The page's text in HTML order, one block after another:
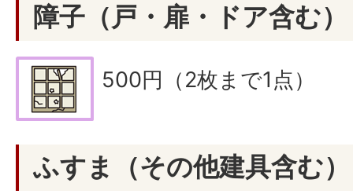
障子（戸・扉・ドア含む）
500円（2枚まで1点）
ふすま（その他建具含む）